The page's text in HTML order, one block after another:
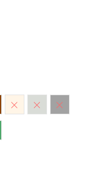
Crudo Gris Claro
Gris
Oscuro